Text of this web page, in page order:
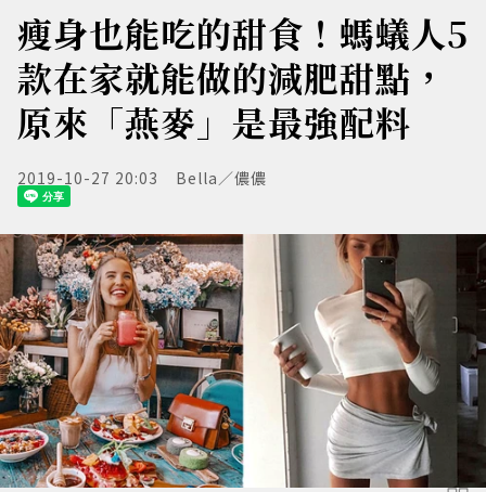
瘦身也能吃的甜食！螞蟻人5
款在家就能做的減肥甜點，
原來「燕麥」是最強配料
2019-10-27 20:03 Bella／儂儂